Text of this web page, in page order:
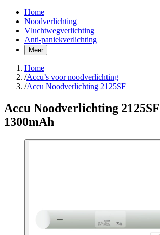
Home
Noodverlichting
Vluchtwegverlichting
Anti-paniekverlichting
Meer
Home
/Accu’s voor noodverlichting
/Accu Noodverlichting 2125SF
Accu Noodverlichting 2125SF
1300mAh